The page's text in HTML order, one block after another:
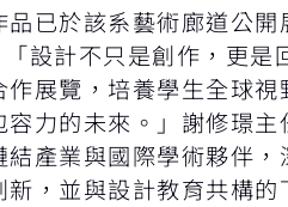
已於該系藝術廊道公開
設計不只是創作，更是
展覽，培養學生全球
力的未來。」謝修璟
產業與國際學術夥伴，
，並與設計教育共構